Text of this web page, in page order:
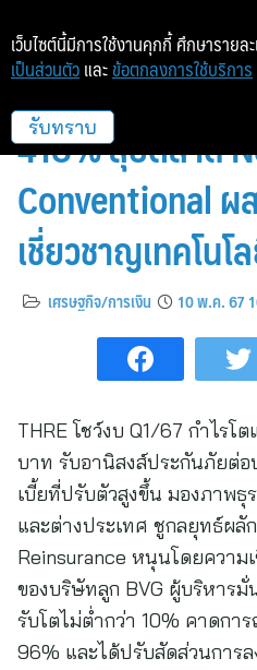
THRE โชว์งบ Q1/
418% ลุยตลาด
Conventional ผ
เชี่ยวชาญเทคโน
เศรษฐกิจ/การเงิน 10 พ.ค. 67
THRE โชว์งบ Q1/67 กำไรโ
บาท รับอานิสงส์ประกันภัยต่อ
เบี้ยที่ปรับตัวสูงขึ้น มองภาพธุ
และต่างประเทศ ชูกลยุทธ์ผลั
Reinsurance หนุนโดยความ
ของบริษัทลูก BVG ผู้บริหาร
รับโตไม่ต่ำกว่า 10% คาดกา
96% และได้ปรับสัดส่วนการ
เว็บไซต์นี้มีการใช้งานคุกกี้ ศึกษารายล
เป็นส่วนตัว และ ข้อตกลงการใช้บริการ
รับทราบ